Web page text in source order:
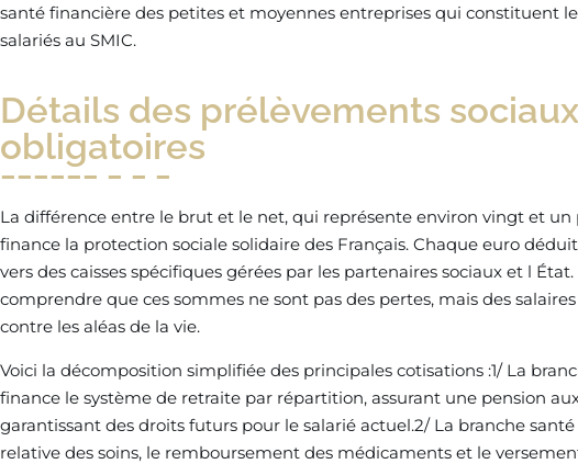
santé financière des petites et moyennes entreprises qui constituent
salariés au SMIC.
Détails des prélèvements
obligatoires
La différence entre le brut et le net, qui représente environ vingt et un
finance la protection sociale solidaire des Français. Chaque euro
vers des caisses spécifiques gérées par les partenaires sociaux et l
comprendre que ces sommes ne sont pas des pertes, mais des
contre les aléas de la vie.
Voici la décomposition simplifiée des principales cotisations :1/ La
finance le système de retraite par répartition, assurant une pension
garantissant des droits futurs pour le salarié actuel.2/ La branche
relative des soins, le remboursement des médicaments et le